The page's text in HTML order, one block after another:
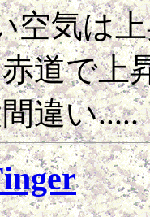
空気は
道で上
違い.....